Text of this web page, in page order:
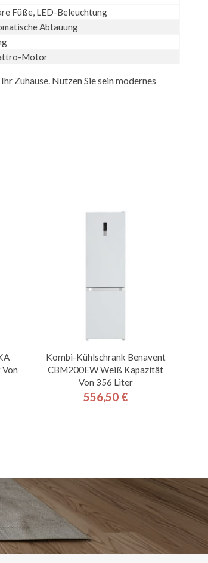
Füße, LED-Beleuchtung
Abtauung
Motor
Zuhause. Nutzen Sie sein modernes
Kombi-Kühlschrank Benavent
CBM200EW Weiß Kapazität
Von 356 Liter
Preis
556,50 €